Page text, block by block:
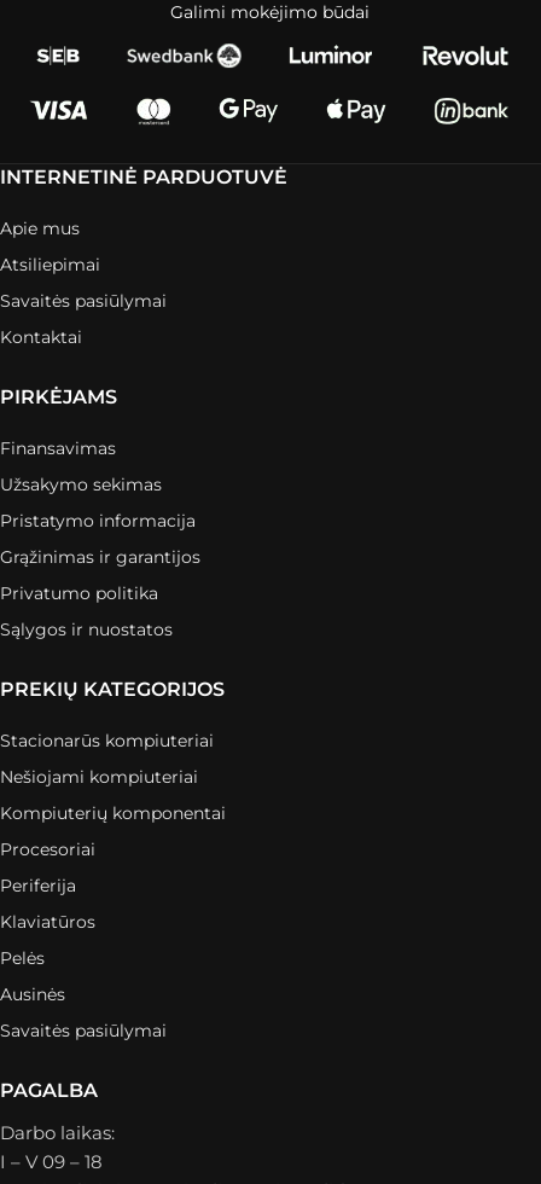
Galimi mokėjimo būdai
INTERNETINĖ PARDUOTUVĖ
Apie mus
Atsiliepimai
Savaitės pasiūlymai
Kontaktai
PIRKĖJAMS
Finansavimas
Užsakymo sekimas
Pristatymo informacija
Grąžinimas ir garantijos
Privatumo politika
Sąlygos ir nuostatos
PREKIŲ KATEGORIJOS
Stacionarūs kompiuteriai
Nešiojami kompiuteriai
Kompiuterių komponentai
Procesoriai
Periferija
Klaviatūros
Pelės
Ausinės
Savaitės pasiūlymai
PAGALBA
Darbo laikas:
I – V 09 – 18